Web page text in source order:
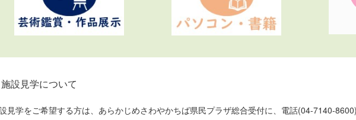
施設見学について
見学をご希望する方は、あらかじめさわやかちば県民プラザ総合受付に、電話(04-7140-